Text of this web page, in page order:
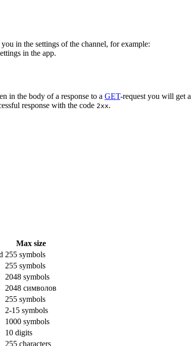
in the settings of the channel, for example:
in the app.
in the body of a response to a GET-request you will get a
response with the code 2xx.
Max size
255 symbols
255 symbols
2048 symbols
2048 символов
255 symbols
2-15 symbols
1000 symbols
10 digits
255 characters